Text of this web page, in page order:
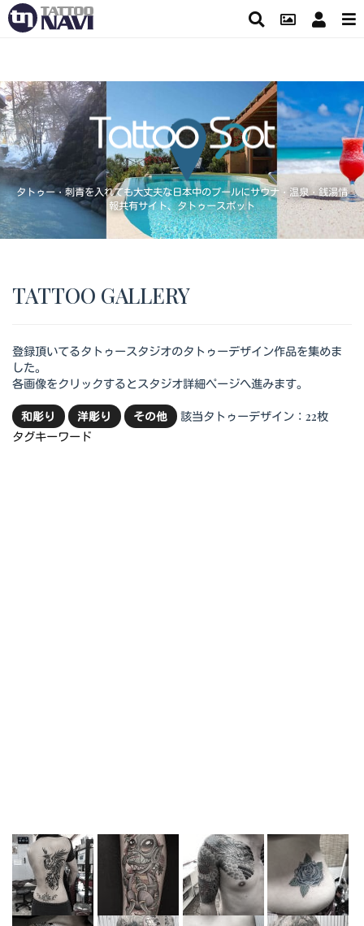
タトゥー・刺青を入れても大丈夫な日本中のプールにサウナ・温泉・銭湯情
報共有サイト、タトゥースポット
TATTOO GALLERY
登録頂いてるタトゥースタジオのタトゥーデザイン作品を集めま
した。
各画像をクリックするとスタジオ詳細ページへ進みます。
和彫り 洋彫り その他
該当タトゥーデザイン：22枚
タグキーワード